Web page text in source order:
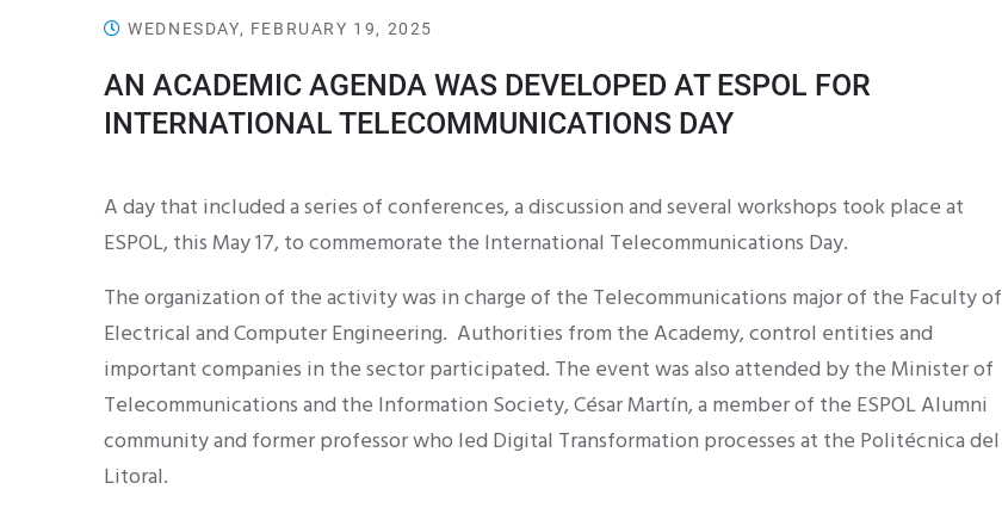
WEDNESDAY, FEBRUARY 19, 2025
AN ACADEMIC AGENDA WAS DEVELOPED AT ESPOL FOR
INTERNATIONAL TELECOMMUNICATIONS DAY
A day that included a series of conferences, a discussion and several workshops took place at
ESPOL, this May 17, to commemorate the International Telecommunications Day.
The organization of the activity was in charge of the Telecommunications major of the Faculty of
Electrical and Computer Engineering. Authorities from the Academy, control entities and
important companies in the sector participated. The event was also attended by the Minister of
Telecommunications and the Information Society, César Martín, a member of the ESPOL Alumni
community and former professor who led Digital Transformation processes at the Politécnica del
Litoral.